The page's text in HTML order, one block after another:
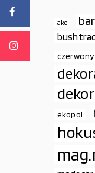
ako
czerwony
ekopol